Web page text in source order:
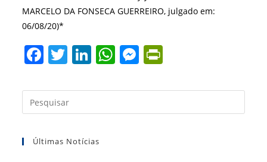
MARCELO DA FONSECA GUERREIRO, julgado em:
06/08/20)*
F
c
e
o
T
itt
er
Li
k
e
n
W
at
s
M
ss
e
tF
ri
a
Últimas Notícias